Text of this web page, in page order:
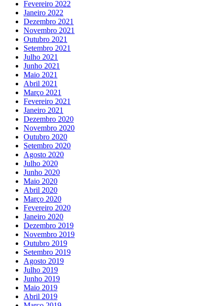
Fevereiro 2022
Janeiro 2022
Dezembro 2021
Novembro 2021
Outubro 2021
Setembro 2021
Julho 2021
Junho 2021
Maio 2021
Abril 2021
Março 2021
Fevereiro 2021
Janeiro 2021
Dezembro 2020
Novembro 2020
Outubro 2020
Setembro 2020
Agosto 2020
Julho 2020
Junho 2020
Maio 2020
Abril 2020
Março 2020
Fevereiro 2020
Janeiro 2020
Dezembro 2019
Novembro 2019
Outubro 2019
Setembro 2019
Agosto 2019
Julho 2019
Junho 2019
Maio 2019
Abril 2019